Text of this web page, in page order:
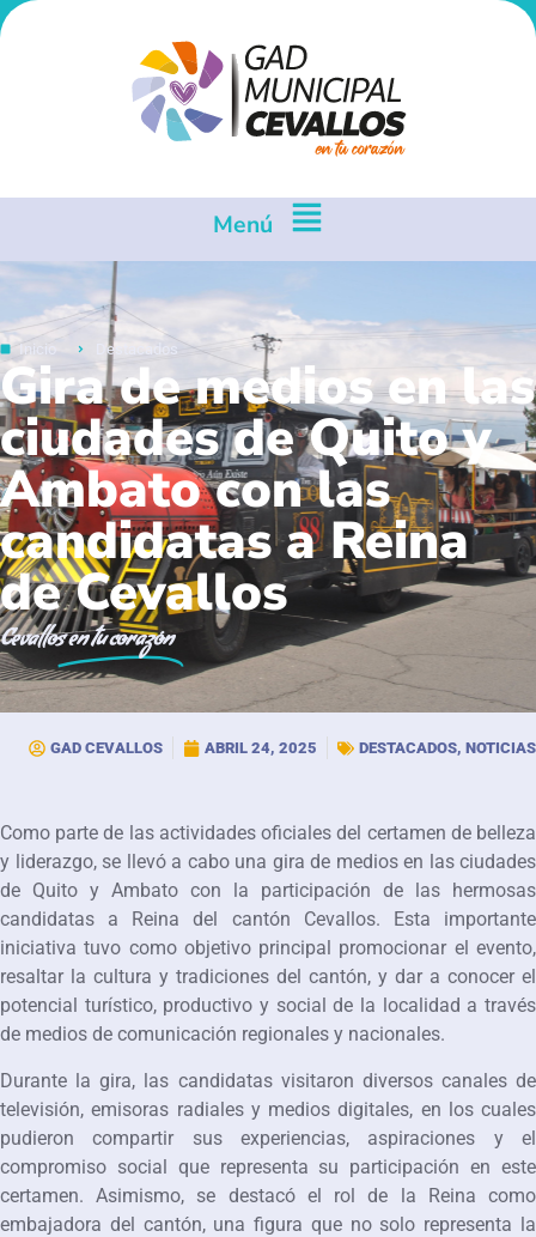
Menú
Inicio Destacados
Gira de medios en las
ciudades de Quito y
Ambato con las
candidatas a Reina
de Cevallos
Cevallosen tu corazón
GAD CEVALLOS ABRIL 24, 2025 DESTACADOS, NOTICIAS
Como parte de las actividades oficiales del certamen de belleza
y liderazgo, se llevó a cabo una gira de medios en las ciudades
de Quito y Ambato con la participación de las hermosas
candidatas a Reina del cantón Cevallos. Esta importante
iniciativa tuvo como objetivo principal promocionar el evento,
resaltar la cultura y tradiciones del cantón, y dar a conocer el
potencial turístico, productivo y social de la localidad a través
de medios de comunicación regionales y nacionales.
Durante la gira, las candidatas visitaron diversos canales de
televisión, emisoras radiales y medios digitales, en los cuales
pudieron compartir sus experiencias, aspiraciones y el
compromiso social que representa su participación en este
certamen. Asimismo, se destacó el rol de la Reina como
embajadora del cantón, una figura que no solo representa la